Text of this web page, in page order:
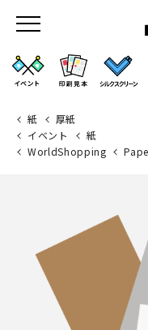
お店/ワークスペース
紙
厚紙
イベント
紙
WorldShopping